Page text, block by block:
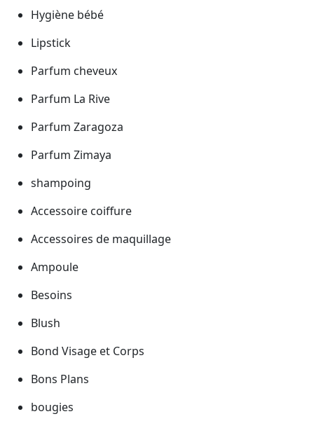
Hygiène bébé
Lipstick
Parfum cheveux
Parfum La Rive
Parfum Zaragoza
Parfum Zimaya
shampoing
Accessoire coiffure
Accessoires de maquillage
Ampoule
Besoins
Blush
Bond Visage et Corps
Bons Plans
bougies